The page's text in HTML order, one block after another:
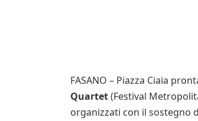
FASANO – Piazza Ciaia
Quartet(Festival
organizzati con il sostegno